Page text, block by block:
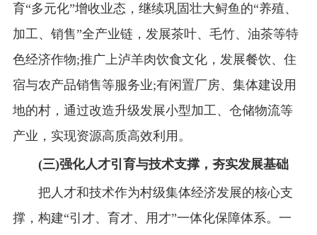
育“多元化”增收业态，继续巩固壮大鲟鱼的“养殖、
加工、销售”全产业链，发展茶叶、毛竹、油茶等特
色经济作物;推广上泸羊肉饮食文化，发展餐饮、住
宿与农产品销售等服务业;有闲置厂房、集体建设用
地的村，通过改造升级发展小型加工、仓储物流等
产业，实现资源高质高效利用。
(三)强化人才引育与技术支撑，夯实发展基础
把人才和技术作为村级集体经济发展的核心支
撑，构建“引才、育才、用才”一体化保障体系。一